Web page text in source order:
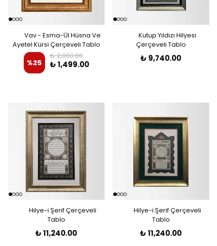
Vav - Esma-Ül Hüsna Ve
Ayetel Kürsi Çerçeveli Tablo
%25
₺ 2,000.00
₺ 1,499.00
Kutup Yıldızı Hilyesi
Çerçeveli Tablo
₺ 9,740.00
Hilye-i Şerif Çerçeveli
Tablo
₺ 11,240.00
Hilye-i Şerif Çerçeveli
Tablo
₺ 11,240.00